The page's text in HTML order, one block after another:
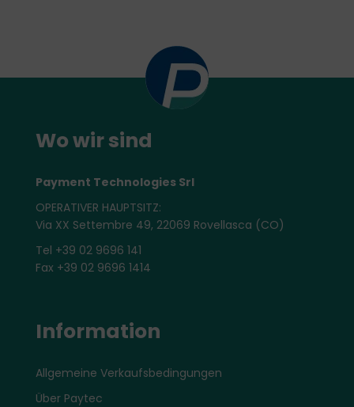
Wo wir sind
Payment Technologies Srl
OPERATIVER HAUPTSITZ:
Via XX Settembre 49, 22069 Rovellasca (CO)
Tel +39 02 9696 141
Fax +39 02 9696 1414
Information
Allgemeine Verkaufsbedingungen
Über Paytec